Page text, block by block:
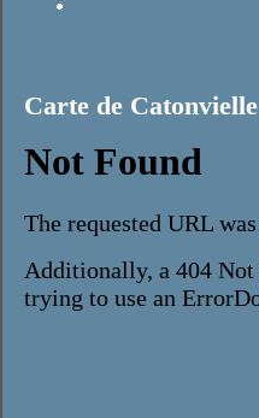
Carte de Catonvielle